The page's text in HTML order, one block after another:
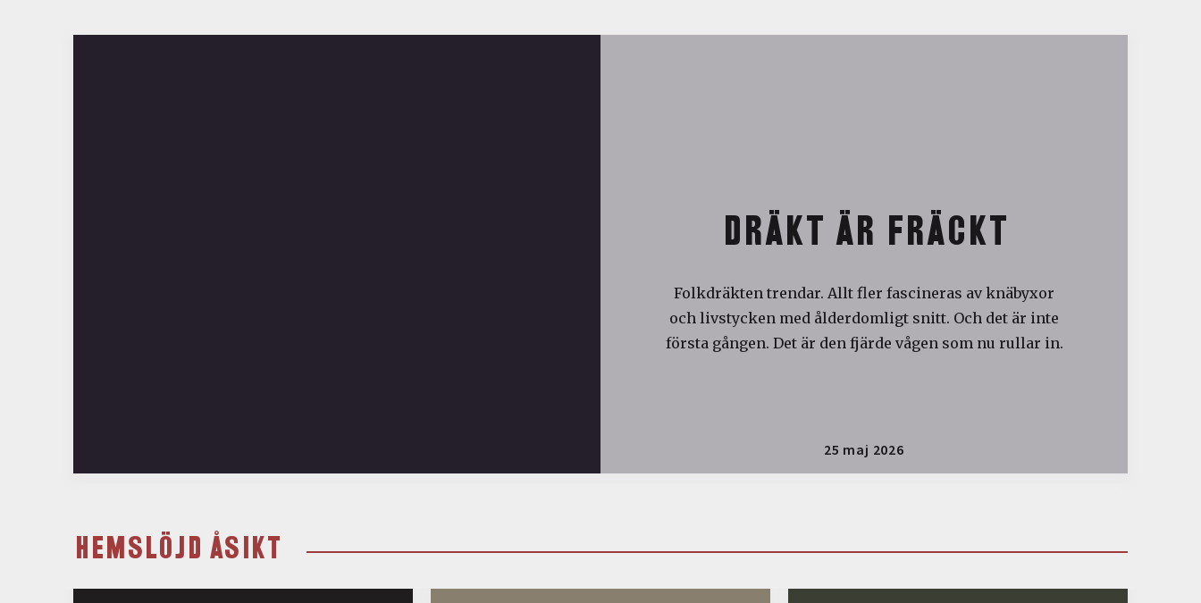
DRÄKT ÄR FRÄCKT
Folkdräkten trendar. Allt fler fascineras av knäbyxor
och livstycken med ålderdomligt snitt. Och det är inte
första gången. Det är den fjärde vågen som nu rullar in.
25 maj 2026
HEMSLÖJD ÅSIKT